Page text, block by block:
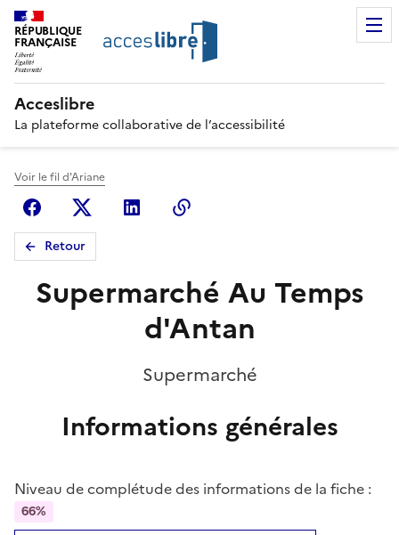
RÉPUBLIQUE
FRANÇAISE
Acceslibre
La plateforme collaborative de l’accessibilité
Voir le fil d'Ariane
FacebookX (anciennement Twitter)
Linkedin
Retour
Supermarché Au Temps
d'Antan
Supermarché
Informations générales
Niveau de complétude des informations de la fiche :
66%